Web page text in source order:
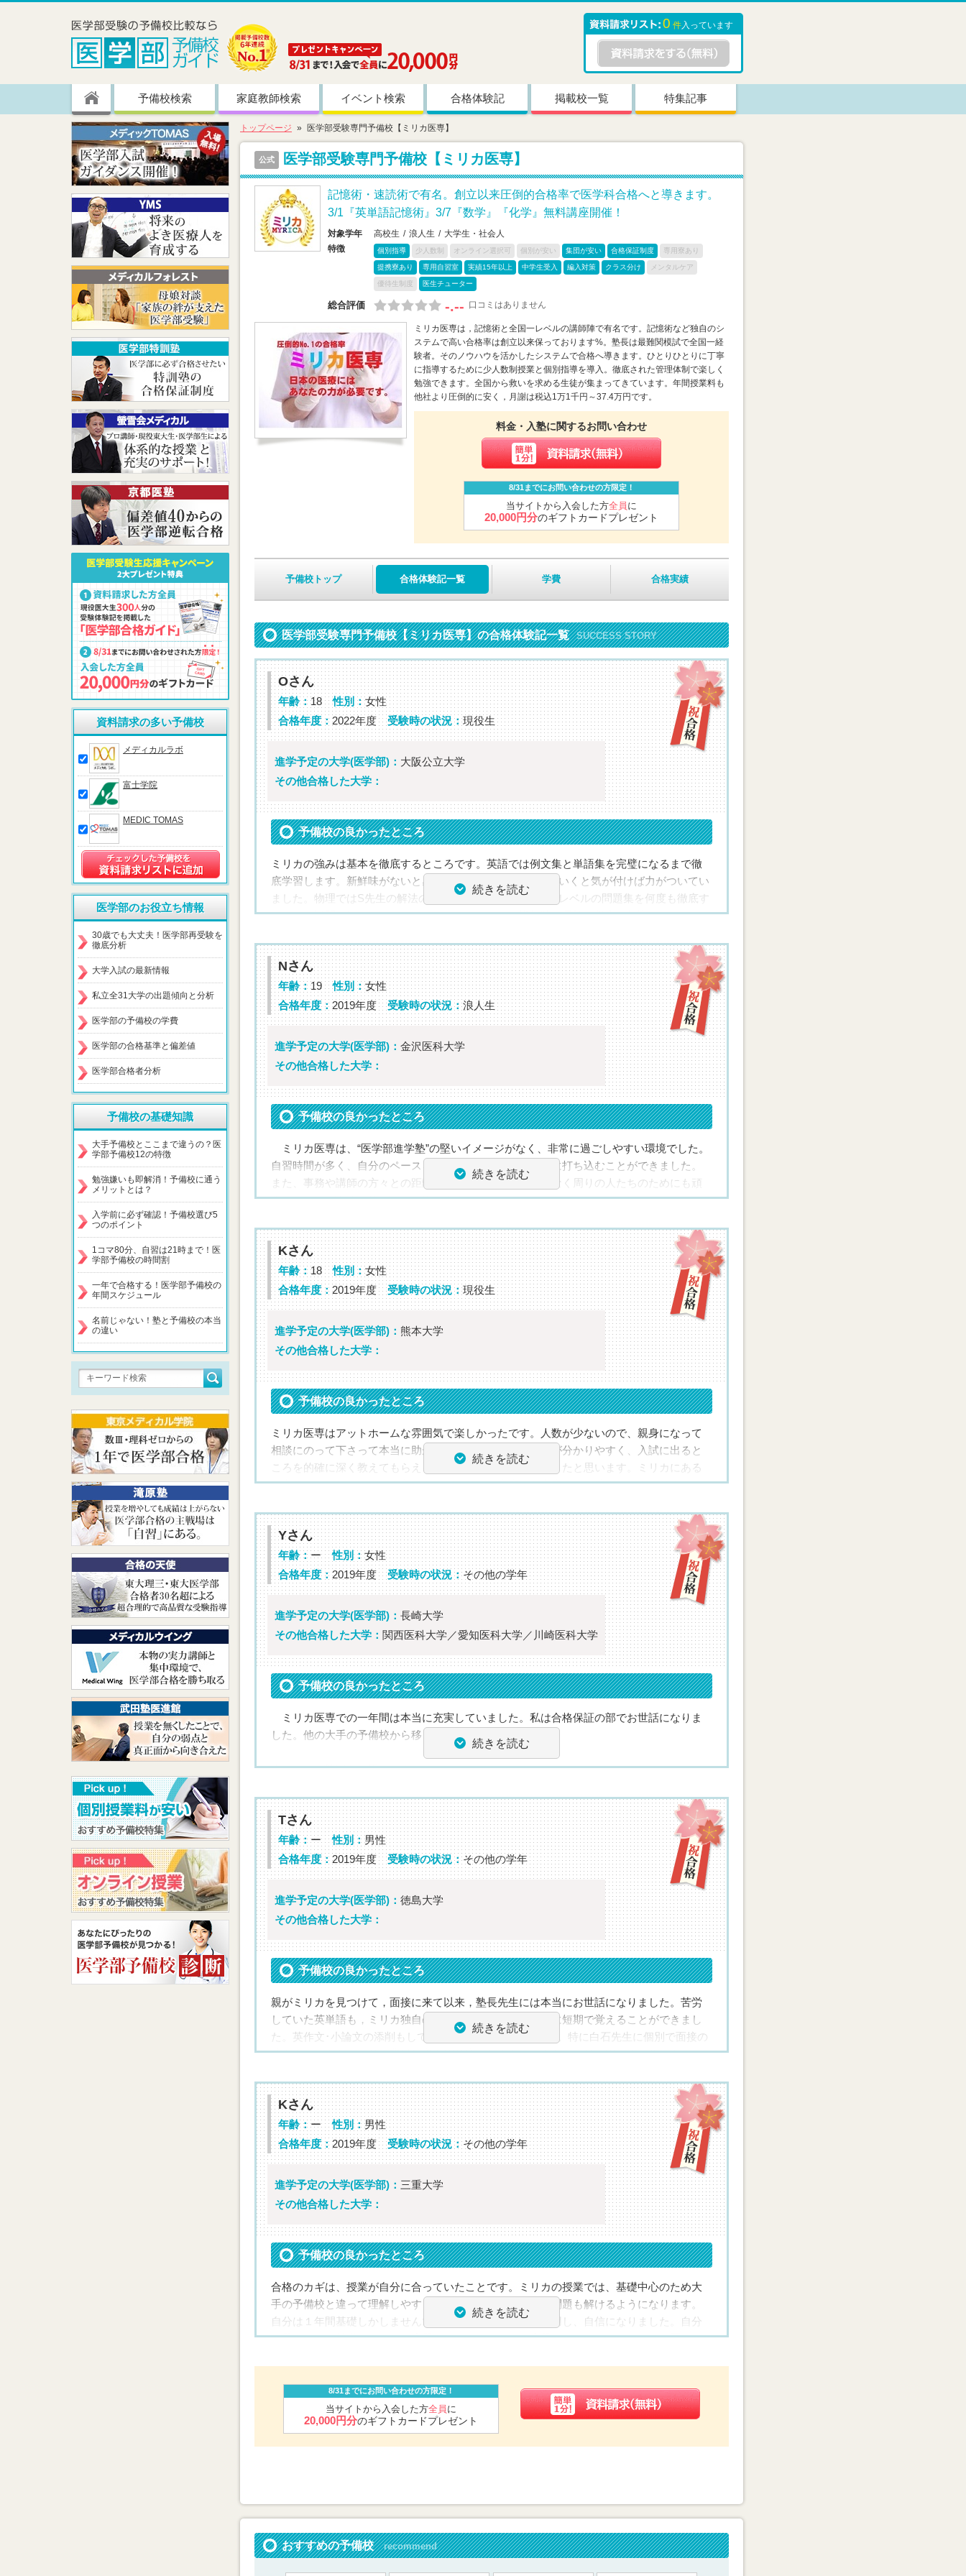
0 件入っています
予備校検索 家庭教師検索 イベント検索 合格体験記 掲載校一覧 特集記事
トップページ 医学部受験専門予備校【ミリカ医専】
公式 医学部受験専門予備校【ミリカ医専】
記憶術・速読術で有名。創立以来圧倒的合格率で医学科合格へと導きます。
3/1『英単語記憶術』3/7『数学』『化学』無料講座開催！
対象学年 高校生 浪人生
大学生・社会人
特徴
個別指導 少人数制 オンライン選択可 個別が安い 集団が安い 合格保証制度 専用寮あり
提携寮あり 専用自習室 実績15年以上 中学生受入 編入対策 クラス分け メンタルケア
優待生制度 医生チューター
総合評価 -.-- 口コミはありません
ミリカ医専は，記憶術と全国一レベルの講師陣で有名です。記憶術など独自のシ
ステムで高い合格率は創立以来保っております%。塾長は最難関模試で全国一経
験者。そのノウハウを活かしたシステムで合格へ導きます。ひとりひとりに丁寧
に指導するために少人数制授業と個別指導を導入。徹底された管理体制で楽しく
勉強できます。全国から救いを求める生徒が集まってきています。年間授業料も
他社より圧倒的に安く，月謝は税込1万1千円～37.4万円です。
8/31までにお問い合わせの方限定！
当サイトから入会した方全員 に
20,000円分のギフトカードプレゼント
料金・入塾に関するお問い合わせ
予備校トップ 合格体験記一覧 学費 合格実績
医学部受験専門予備校【ミリカ医専】の合格体験記一覧 SUCCESS STORY
続きを読む
Oさん
年齢： 18 性別：女性
合格年度： 2022年度 受験時の状況：現役生
進学予定の大学(医学部)： 大阪公立大学
その他合格した大学：
予備校の良かったところ
ミリカの強みは基本を徹底するところです。英語では例文集と単語集を完璧になるまで徹
底学習します。新鮮味がないと感じる時も，S先生についていくと気が付けば力がついてい
ました。物理ではS先生の解法のシンプルさに感動し，基礎レベルの問題集を何度も徹底す
ることで難問も解けるようになりました。ミリカの講師陣は受験で役立つ知識だけでな
生方に喰らいついていけば間違いなく合格に近づきます。とにかくたくさん頑張って，た
くさんミリカに頼って下さい！それが一番です。長い間本当にお世話になりました。
メッセージ
最後に、これから受験する方々へのメッセージやアドバイスをお願いします。
担当講師・担任からのコメント
小学生から入塾し、英検2級を取得後も順調に実力を伸ばし、高校受験、大学受験も見
事突破！
現在はチューターとして活躍してくれてます。
続きを読む
Nさん
年齢： 19 性別：女性
合格年度： 2019年度 受験時の状況：浪人生
進学予定の大学(医学部)： 金沢医科大学
その他合格した大学：
予備校の良かったところ
ミリカ医専は、“医学部進学塾”の堅いイメージがなく、非常に過ごしやすい環境でした。
自習時間が多く、自分のペースを作り、ストレスなく勉強に打ち込むことができました。
また、事務や講師の方々との距離が近く、自分のためではなく周りの人たちのためにも頑
張れたことが合格に繋がったと思います。
成績が確実に上がりました。医学部入試ならではの勉強も学べて、自信に繋がりました。
生徒同士は年齢が違っても仲が良かったです。共通の目標がある仲間として高め合えたと
思います。
もう一年早く出会っていれば…と思える予備校です。
メッセージ
最後に、これから受験する方々へのメッセージやアドバイスをお願いします。
合格の勝因：緊張しないこと！
担当講師・担任からのコメント
最初苦労したけど，よくぞここまで伸びてくれました。おめでとう！
続きを読む
Kさん
年齢： 18 性別：女性
合格年度： 2019年度 受験時の状況：現役生
進学予定の大学(医学部)： 熊本大学
その他合格した大学：
予備校の良かったところ
ミリカ医専はアットホームな雰囲気で楽しかったです。人数が少ないので、親身になって
相談にのって下さって本当に助かりました。先生方の授業が分かりやすく、入試に出ると
ころを的確に深く教えてもらえるので、効率よく勉強ができたと思います。ミリカにある
参考書や問題集は、どれも良いものがかりで、書店で参考書選びに迷うこともありません
先生、事務員さん方の支えがあっての合格です。本当にありがとうございました。
メッセージ
最後に、これから受験する方々へのメッセージやアドバイスをお願いします。
合格の勝因：量を追ってから質を追う
担当講師・担任からのコメント
続きを読む
Yさん
年齢： ー 性別： 女性
合格年度： 2019年度 受験時の状況：その他の学年
進学予定の大学(医学部)： 長崎大学
その他合格した大学： 関西医科大学／愛知医科大学／川崎医科大学
予備校の良かったところ
ミリカ医専での一年間は本当に充実していました。私は合格保証の部でお世話になりま
した。他の大手の予備校から移ってきました。
次のことが勝因だと思います。
② 北村先生・白石先生の集団授業と各先生の集団授業
③ 手帳による一週間ごとの勉強管理《日曜日に復習の徹底》
④ ミリカの過去問など図書の充実
⑤ 質問がしやすかった点
⑥ 朝早くから晩遅くまで静かに集中できる自習室《朝8:30～夜23:30の間，頑張りまし
私は自己管理が苦手だったので，先生のアドバイスも参考にして，一週間ごとに勉強の予
定を細かく書き込んでいきました。《ミリカより：ミリカでは自己管理のために，一か月
ごとにミリカ手帳を配っています》
になりました。何よりも個別指導での先生方の指導がありがたかったです。
夏休み以降は苦手な点の克服のために時間を割きました。それと並行して過去問で慣れ
した。
メッセージ
最後に、これから受験する方々へのメッセージやアドバイスをお願いします。
合格の勝因：自己管理をきっちりとして朝から晩までがんばる
担当講師・担任からのコメント
私立大学のみを受験する予定が，すごく伸びすぎて国公立大に合格してくれました。
本当におめでとう！
Yさんは夜の最後の最後まで毎日頑張って勉強をし続けて，この結果を勝ち取りまし
た。今までの勉強法が合わないと感じられるなら，ミリカの門を今すぐ叩いて下さ
続きを読む
Tさん
年齢： ー 性別： 男性
合格年度： 2019年度 受験時の状況：その他の学年
進学予定の大学(医学部)： 徳島大学
その他合格した大学：
予備校の良かったところ
親がミリカを見つけて，面接に来て以来，塾長先生には本当にお世話になりました。苦労
していた英単語も，ミリカ独自の記憶術つき教材で，本当に短期で覚えることができまし
た。英作文･小論文の添削もしていただき，感謝しています。特に白石先生に個別で面接の
練習をしてもらったり，背景知識を刷り込む特訓をしてもらったり，楽しく勉強できまし
先生，本当にありがとうございました。
メッセージ
最後に、これから受験する方々へのメッセージやアドバイスをお願いします。
合格の勝因：地域医療に貢献したいという想いと二次試験の力
担当講師・担任からのコメント
続きを読む
Kさん
年齢： ー 性別： 男性
合格年度： 2019年度 受験時の状況：その他の学年
進学予定の大学(医学部)： 三重大学
その他合格した大学：
予備校の良かったところ
合格のカギは、授業が自分に合っていたことです。ミリカの授業では、基礎中心のため大
手の予備校と違って理解しやすく、的を得ているため応用問題も解けるようになります。
自分は１年間基礎しかしませんでしたが、私大入試でも適用し、自信になりました。自分
が思うには、基礎さえあれば応用も解けます。なので応用ができない人こそミリカ医専に
も利点でした。通学時間を取られず、その間も勉強できたことは合格できた理由の一つだ
と思います。
最後になりましたが、先生方一年間ありがとうございました。
最後に、これから受験する方々へのメッセージやアドバイスをお願いします。
合格の勝因：先生方の面倒見の良さ
8/31までにお問い合わせの方限定！
当サイトから入会した方全員 に
20,000円分のギフトカードプレゼント
おすすめの予備校 recommend
資料請求の多い予備校
メディカルラボ
富士学院
MEDIC TOMAS
医学部のお役立ち情報
30歳でも大丈夫！医学部再受験を
徹底分析
大学入試の最新情報
私立全31大学の出題傾向と分析
医学部の予備校の学費
医学部の合格基準と偏差値
医学部合格者分析
予備校の基礎知識
大手予備校とここまで違うの？医
学部予備校12の特徴
勉強嫌いも即解消！予備校に通う
メリットとは？
入学前に必ず確認！予備校選び5
つのポイント
1コマ80分、自習は21時まで！医
学部予備校の時間割
一年で合格する！医学部予備校の
年間スケジュール
名前じゃない！塾と予備校の本当
の違い